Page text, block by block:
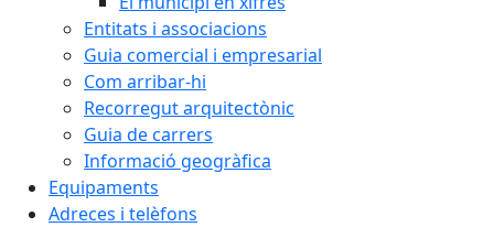
Entitats i associacions
Guia comercial i empresarial
Com arribar-hi
Recorregut arquitectònic
Guia de carrers
Informació geogràfica
Equipaments
Adreces i telèfons